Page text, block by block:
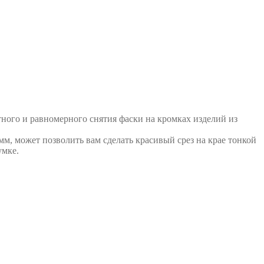
и равномерного снятия фаски на кромках изделий из
позволить вам сделать красивый срез на крае тонкой